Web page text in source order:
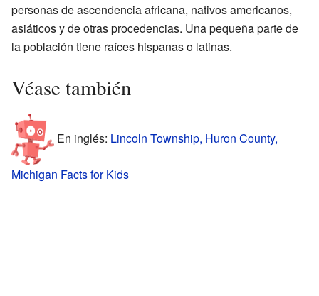
personas de ascendencia africana, nativos americanos,
asiáticos y de otras procedencias. Una pequeña parte de
la población tiene raíces hispanas o latinas.
Véase también
En inglés: Lincoln Township, Huron County,
Michigan Facts for Kids